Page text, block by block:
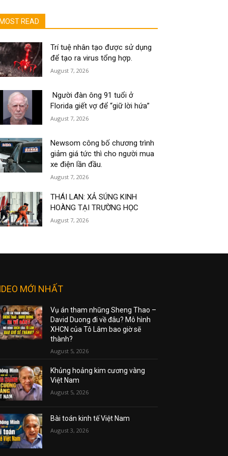
MOST READ
Trí tuệ nhân tạo được sử dụng
để tạo ra virus tổng hợp.
August 7, 2026
Người đàn ông 91 tuổi ở
Florida giết vợ để “giữ lời hứa”
August 7, 2026
Newsom công bố chương trình
giảm giá tức thì cho người mua
xe điện lần đầu.
August 7, 2026
THÁI LAN: XẢ SÚNG KINH
HOÀNG TẠI TRƯỜNG HỌC
August 7, 2026
MỚI NHẤT
Vụ án tham nhũng Sheng Thao –
David Duong đi về đâu? Mô hình
XHCN của Tô Lâm bao giờ sẽ
thành?
August 5, 2026
Khủng hoảng kim cương vàng
Việt Nam
August 5, 2026
Bài toán kinh tế Việt Nam
August 3, 2026